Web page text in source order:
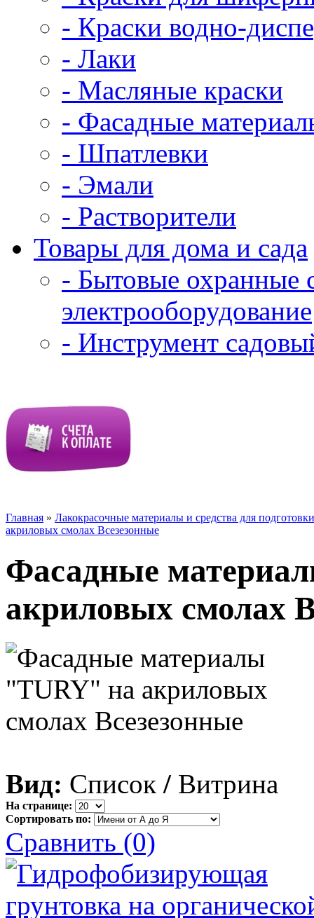
- Краски водно-
- Лаки
- Масляные краски
- Фасадные
- Шпатлевки
- Эмали
- Растворители
Товары для дома и сада
- Бытовые охранные
электрооборудование
- Инструмент
Главная » Лакокрасочные материалы и средства для
акриловых смолах Всезезонные
Фасадные
акриловых смолах
Вид: Список / Витрина
На странице:
Сортировать по:
Сравнить (0)